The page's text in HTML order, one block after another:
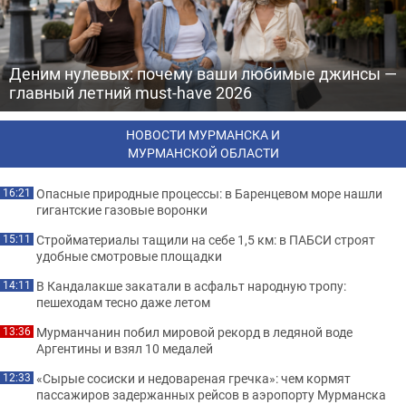
Деним нулевых: почему ваши любимые джинсы —
главный летний must-have 2026
НОВОСТИ МУРМАНСКА И
МУРМАНСКОЙ ОБЛАСТИ
16:21 Опасные природные процессы: в Баренцевом море нашли
гигантские газовые воронки
15:11 Стройматериалы тащили на себе 1,5 км: в ПАБСИ строят
удобные смотровые площадки
14:11 В Кандалакше закатали в асфальт народную тропу:
пешеходам тесно даже летом
13:36 Мурманчанин побил мировой рекорд в ледяной воде
Аргентины и взял 10 медалей
12:33 «Сырые сосиски и недовареная гречка»: чем кормят
пассажиров задержанных рейсов в аэропорту Мурманска